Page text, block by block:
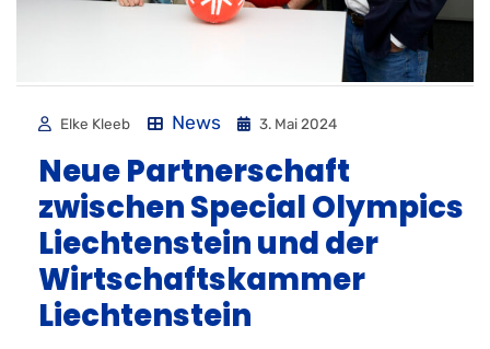
Elke Kleeb News 3. Mai 2024
Neue Partnerschaft
zwischen Special Olympics
Liechtenstein und der
Wirtschafts­kammer
Liechtenstein